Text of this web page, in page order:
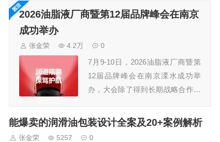
2026油脂液厂商暨第12届品牌峰会在南京
成功举办
张金荣 4.2万 0
7月9-10日，2026油脂液厂商暨第
12届品牌峰会在南京溧水成功举
办，大会除了得到长期战略合作伙
司、江苏汤姆智能装备有限公司的
能爆卖的润滑油包装设计全案及20+案例解析
张金荣 5257 0